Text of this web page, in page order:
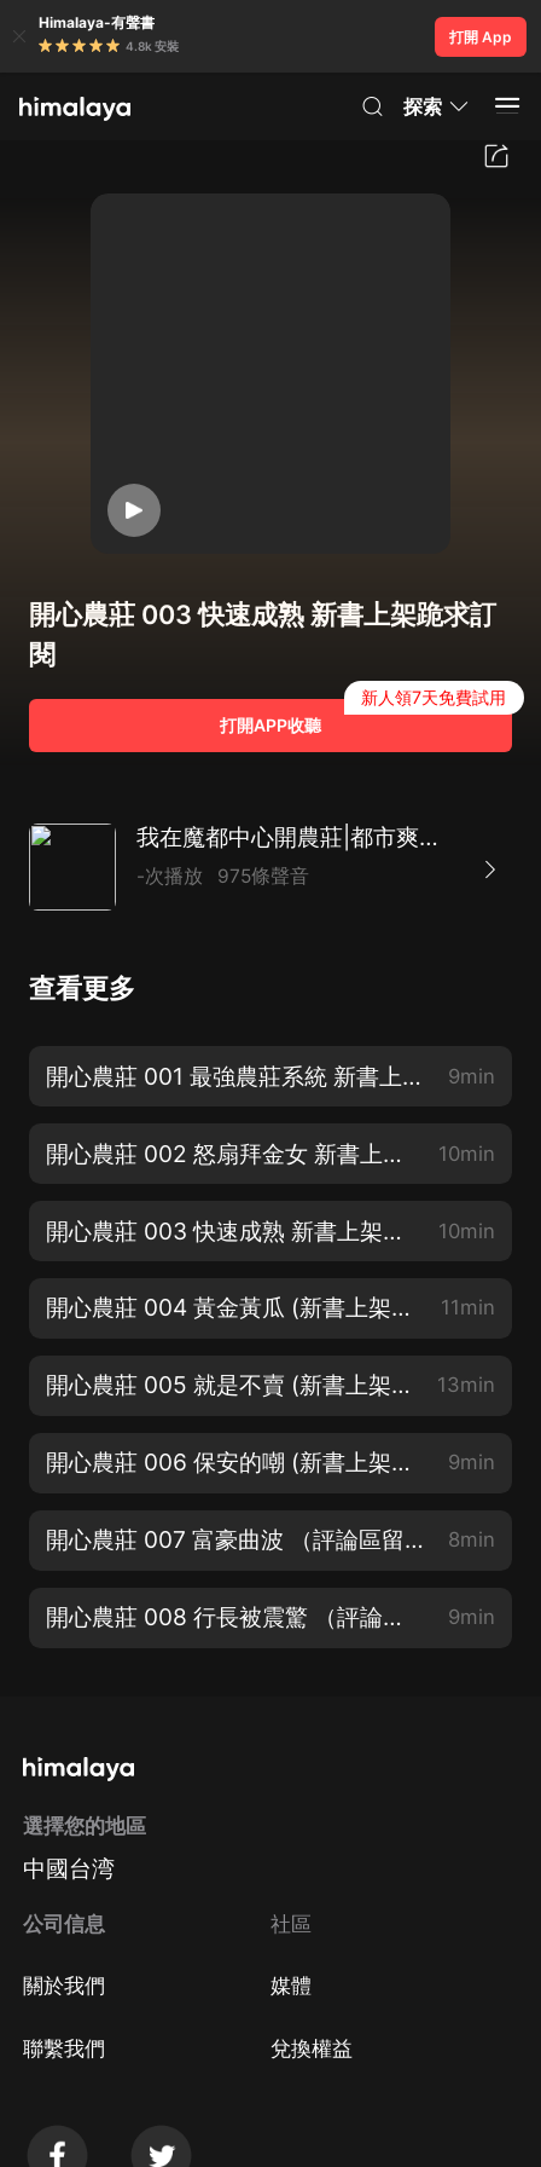
Himalaya-有聲書
4.8k 安裝
打開 App
探索
開心農莊 003 快速成熟 新書上架跪求訂
閱
打開APP收聽
新人領7天免費試用
我在魔都中心開農莊|都市爽文|草根逆襲|AI多播
-次播放 975條聲音
查看更多
開心農莊 001 最強農莊系統 新書上架跪求訂閱 9min
開心農莊 002 怒扇拜金女 新書上架跪求訂閱 10min
開心農莊 003 快速成熟 新書上架跪求訂閱 10min
開心農莊 004 黃金黃瓜 (新書上架跪求訂閱) 11min
開心農莊 005 就是不賣 (新書上架跪求訂閱) 13min
開心農莊 006 保安的嘲 (新書上架跪求訂閱) 9min
開心農莊 007 富豪曲波 （評論區留下你想說的話） 8min
開心農莊 008 行長被震驚 （評論區留下你想說的話） 9min
選擇您的地區
中國台湾
公司信息
關於我們
聯繫我們
社區
媒體
兌換權益